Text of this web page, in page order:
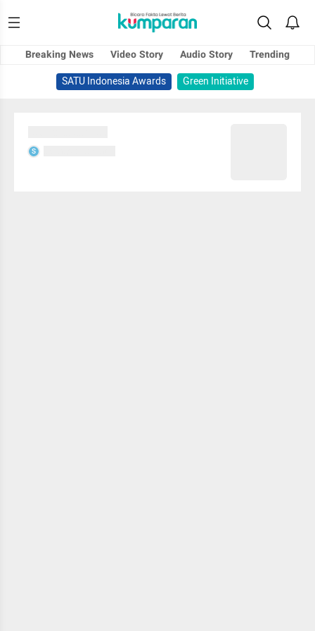
Breaking News Video Story Audio Story
Trending
SATU Indonesia Awards
Green Initiative
S